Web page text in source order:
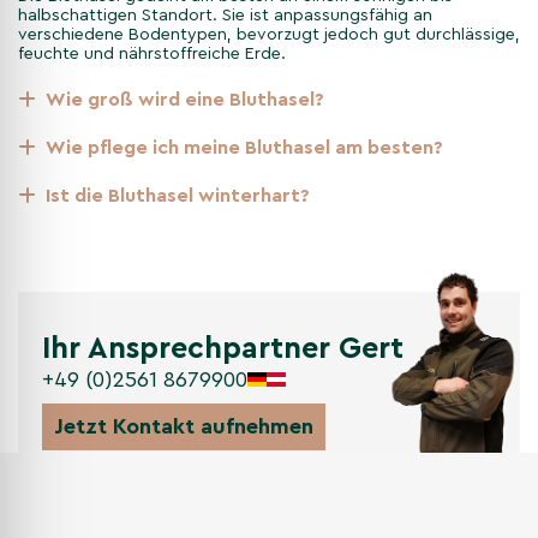
frühe Pollenquelle für Insekten.
Sommer
Dunkel purpurrotes Laub bildet eine dichte, edle Kulisse; in
harmonisch und formstabil.
Reife Haselnüsse und je nach Standort bronzefarbene bis
rötliche Laubtöne; anschließend zeigt sich die klare
Winterstruktur der Mehrstamm-Form.
Pflanzanleitung für die
halbschattigen Standort. Sie ist anpassungsfähig an
verschiedene Bodentypen, bevorzugt jedoch gut durchlässige,
feuchte und nährstoffreiche Erde.
Wie groß wird eine Bluthasel?
Wie pflege ich meine Bluthasel am besten?
Ist die Bluthasel winterhart?
Ihr Ansprechpartner Gert
+49 (0)2561 8679900
Jetzt Kontakt aufnehmen